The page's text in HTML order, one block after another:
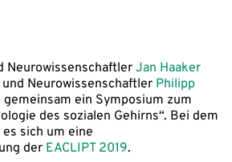
Neurowissenschaftler Jan Haaker
Neurowissenschaftler Philipp
ein Symposium zum
des sozialen Gehirns“. Bei dem
sich um eine
der EACLIPT 2019.